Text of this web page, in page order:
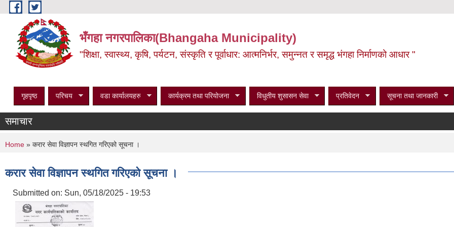
Skip to main content
भँगहा नगरपालिका(Bhangaha Municipality)
"शिक्षा, स्वास्थ्य, कृषि, पर्यटन, संस्कृति र पूर्वाधार: आत्मनिर्भर, समुन्नत र समृद्ध भंगहा निर्माणको आधार "
गृहपृष्ठ परिचय वडा कार्यालयहरु कार्यक्रम तथा परियोजना विधुतीय शुसासन सेवा प्रतिवेदन सूचना तथा जानकारी
समाचार
You are here
Home » करार सेवा विज्ञापन स्थगित गरिएको सूचना ।
करार सेवा विज्ञापन स्थगित गरिएको सूचना ।
Submitted on: Sun, 05/18/2025 - 19:53